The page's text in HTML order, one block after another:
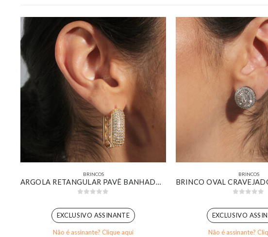
BRINCOS
ARGOLA RETANGULAR PAVÊ BANHADA EM OURO 18K
EXCLUSIVO ASSINANTE
Não é assinante? Clique aqui
BRINCOS
EXCLUSIVO
Não é assinante?